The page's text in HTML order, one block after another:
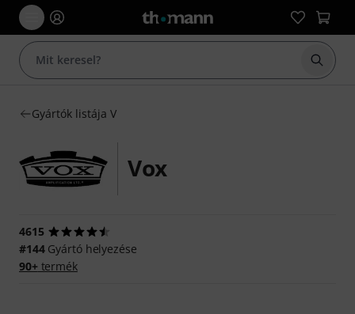
Gyártók listája V
Vox
4615
#144Gyártó helyezése
90+termék